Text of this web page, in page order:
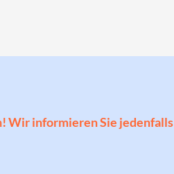
Wir informieren Sie jedenfalls